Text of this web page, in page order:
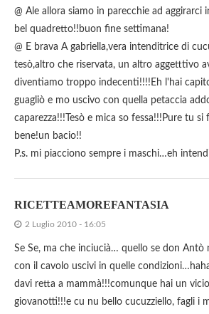
@ Ale allora siamo in parecchie ad aggirarci
bel quadretto!!buon fine settimana!
@ E brava A gabriella,vera intenditrice di
tesò,altro che riservata, un altro aggetttivo
diventiamo troppo indecenti!!!!Eh l'hai
guagliò e mo uscivo con quella petaccia
caparezza!!!Tesò e mica so fessa!!!Pure tu
bene!un bacio!!
P.s. mi piacciono sempre i maschi…eh
RICETTEAMOREFANTASIA
2 Luglio 2010 - 16:05
Se Se, ma che inciucià… quello se don Antò
con il cavolo uscivi in quelle
davi retta a mammà!!!comunque hai un
giovanotti!!!e cu nu bello cucuzziello, fagli i